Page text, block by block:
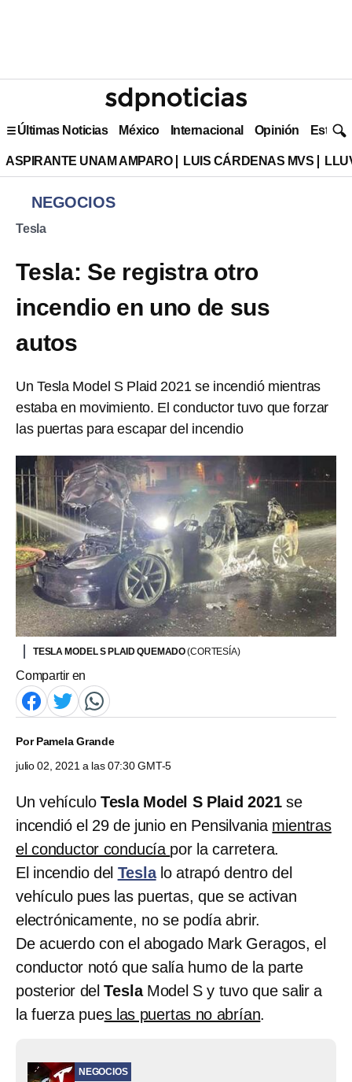
Últimas Noticias México Internacional Opinión Estilo
ASPIRANTE UNAM AMPARO LUIS CÁRDENAS MVS
NEGOCIOS
Tesla
Tesla: Se registra otro
incendio en uno de sus
autos
Un Tesla Model S Plaid 2021 se incendió mientras
estaba en movimiento. El conductor tuvo que forzar
las puertas para escapar del incendio
TESLA MODEL S PLAID QUEMADO(CORTESÍA)
Compartir en
PorPamela Grande
julio 02, 2021 a las 07:30 GMT-5
Un vehículo Tesla Model S Plaid 2021se
incendió el 29 de junio en Pensilvania mientras
el conductor conducía por la carretera.
El incendio del Teslalo atrapó dentro del
vehículo pues las puertas, que se activan
electrónicamente, no se podía abrir.
De acuerdo con el abogado Mark Geragos, el
conductor notó que salía humo de la parte
posterior delTeslaModel S y tuvo que salir a
la fuerza pues las puertas no abrían.
NEGOCIOS